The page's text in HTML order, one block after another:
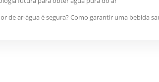
de ar-água é segura? Como garantir uma bebida